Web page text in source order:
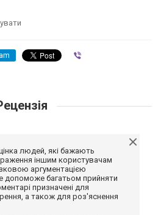
людей, які бажають
іншим користувачам
аргументацією
допоможе багатьом прийняти
призначені для
а також для роз'яснення